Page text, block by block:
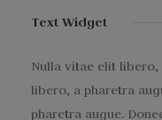
Text Widget
Nulla vitae elit libero,
libero, a pharetra
pharetra augue.